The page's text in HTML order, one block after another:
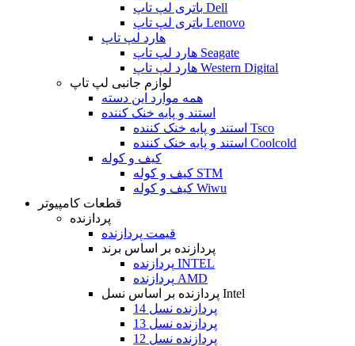
باتری لپ تاپ Dell
باتری لپ تاپ Lenovo
هارد لپ تاپ
هارد لپ تاپ Seagate
هارد لپ تاپ Western Digital
لوازم جانبی لپ تاپ
همه موارد این دسته
استند و پایه خنک کننده
استند و پایه خنک کننده Tsco
استند و پایه خنک کننده Coolcold
کیف و کوله
کیف و کوله STM
کیف و کوله Wiwu
قطعات کامپیوتر
پردازنده
قیمت پردازنده
پردازنده بر اساس برند
پردازنده INTEL
پردازنده AMD
پردازنده بر اساس نسل Intel
پردازنده نسل 14
پردازنده نسل 13
پردازنده نسل 12